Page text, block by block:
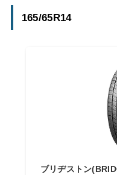
165/65R14
ブリヂストン